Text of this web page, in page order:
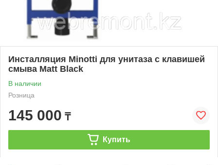
Инсталляция Minotti для унитаза c клавишей
смыва Matt Black
В наличии
Розница
145 000 ₸
Купить